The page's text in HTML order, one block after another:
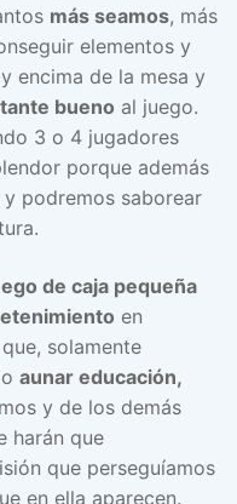
más seamos, más
elementos y
encima de la mesa y
bueno al juego.
3 o 4 jugadores
porque además
podremos saborear
de caja pequeña
en
solamente
aunar educación,
y de los demás
harán que
que perseguíamos
en ella aparecen.